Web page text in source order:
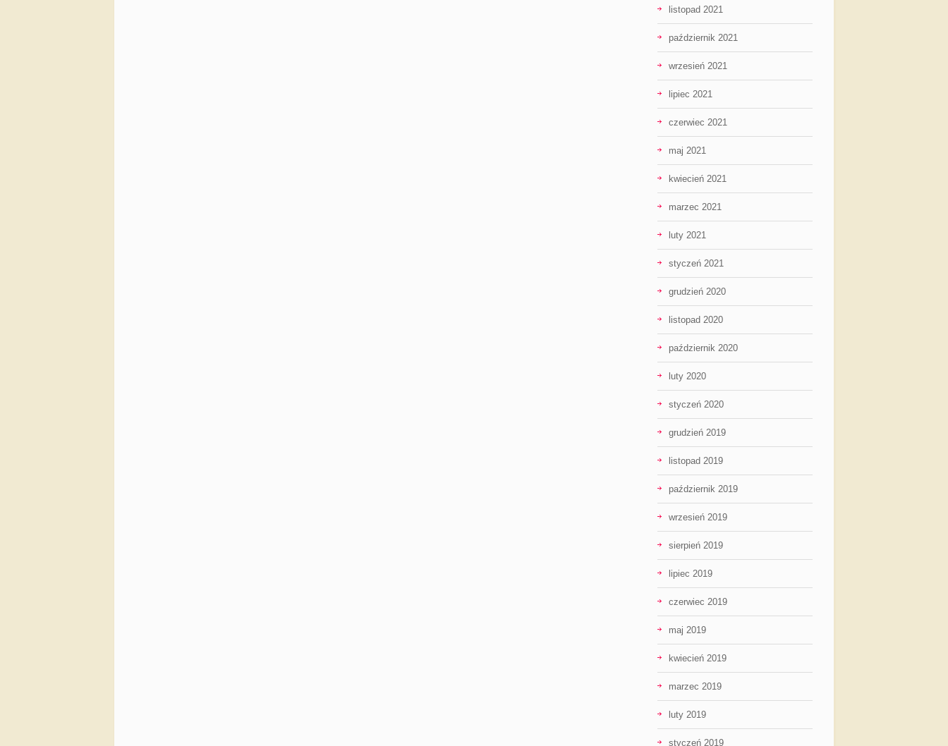
listopad 2021
październik 2021
wrzesień 2021
lipiec 2021
czerwiec 2021
maj 2021
kwiecień 2021
marzec 2021
luty 2021
styczeń 2021
grudzień 2020
listopad 2020
październik 2020
luty 2020
styczeń 2020
grudzień 2019
listopad 2019
październik 2019
wrzesień 2019
sierpień 2019
lipiec 2019
czerwiec 2019
maj 2019
kwiecień 2019
marzec 2019
luty 2019
styczeń 2019